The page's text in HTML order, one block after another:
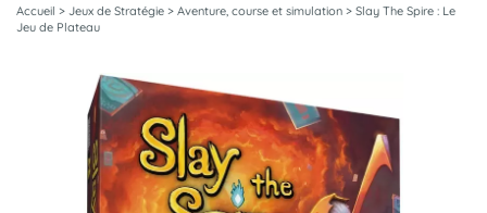
Accueil > Jeux de Stratégie > Aventure, course et simulation > Slay The Spire : Le
Jeu de Plateau